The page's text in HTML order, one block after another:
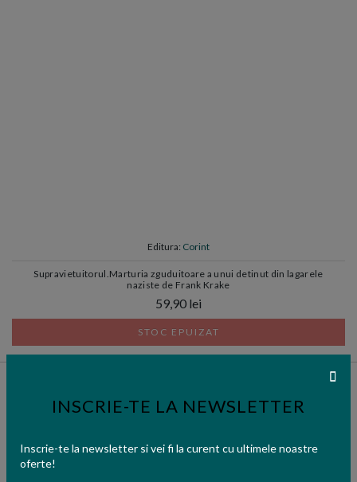
INSCRIE-TE LA NEWSLETTER
Inscrie-te la newsletter si vei fi la curent cu ultimele noastre
oferte!
Editura: Corint
Supravietuitorul.Marturia zguduitoare a unui detinut din lagarele
naziste de Frank Krake
59,90 lei
STOC EPUIZAT